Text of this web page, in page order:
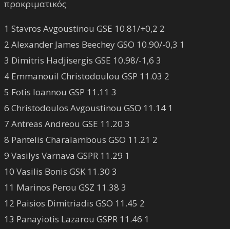
προκριματικός
1 Stavros Avgoustinou GSE 10.81/+0,2 2
2 Alexander James Beechey GSO 10.90/-0,3 1
3 Dimitris Hadjisergis GSE 10.98/-1,6 3
4 Emmanouil Christodoulou GSP 11.03 2
5 Fotis Ioannou GSP 11.11 3
6 Christodoulos Avgoustinou GSO 11.14 1
7 Antreas Andreou GSE 11.20 3
8 Pantelis Charalambous GSO 11.21 2
9 Vasilys Varnava GSPR 11.29 1
10 Vasilis Bonis GSK 11.30 3
11 Marinos Perou GSZ 11.38 3
12 Paisios Dimitriadis GSO 11.45 2
13 Panayiotis Lazarou GSPR 11.46 1